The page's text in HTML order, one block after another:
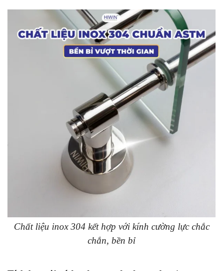
Chất liệu inox 304 kết hợp với kính cường lực chắc
chắn, bền bỉ